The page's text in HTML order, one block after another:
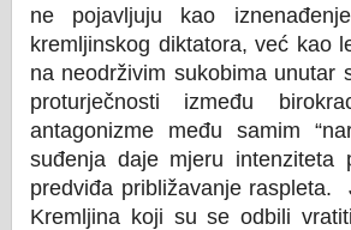
ne pojavljuju kao
kremljinskog diktatora, već kao
na neodrživim sukobima unutar
proturječnosti između
antagonizme među samim
suđenja daje mjeru intenziteta
predviđa približavanje raspleta.
Kremljina koji su se odbili